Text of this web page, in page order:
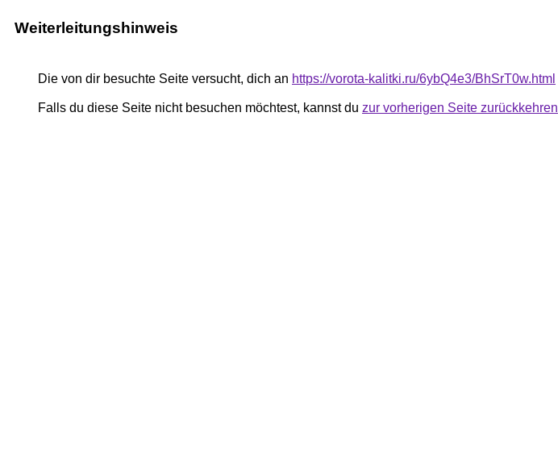
Weiterleitungshinweis
Die von dir besuchte Seite versucht, dich an https://vorota-kalitki.ru/6ybQ4e3/BhSrT0w.html
Falls du diese Seite nicht besuchen möchtest, kannst du zur vorherigen Seite zurückkehren